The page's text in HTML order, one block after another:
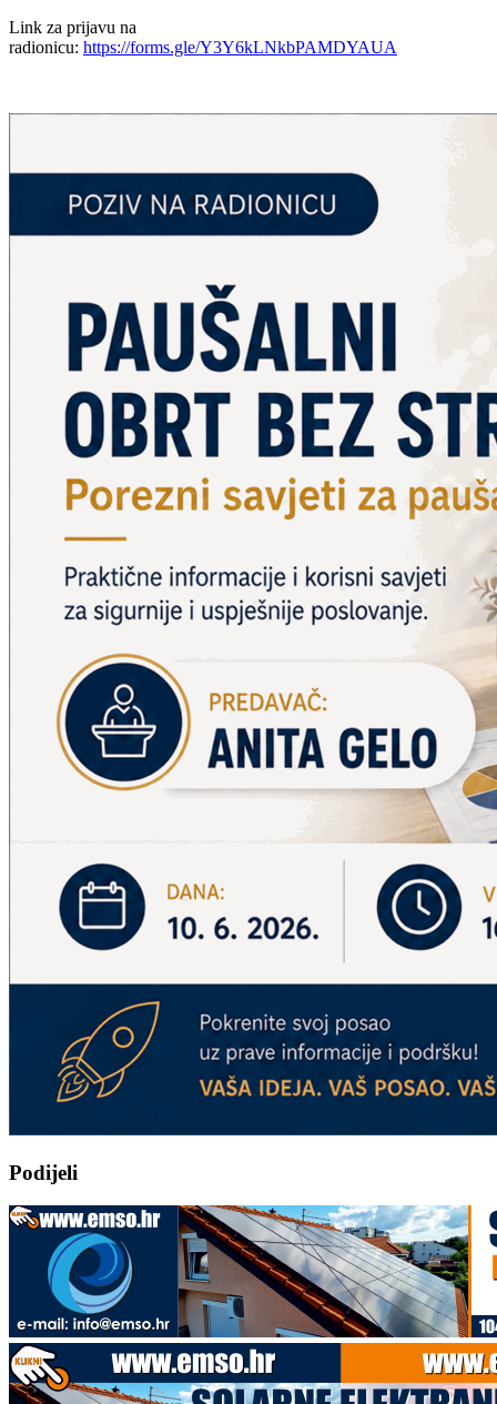
Link za prijavu na
radionicu: https://forms.gle/Y3Y6kLNkbPAMDYAUA
Podijeli